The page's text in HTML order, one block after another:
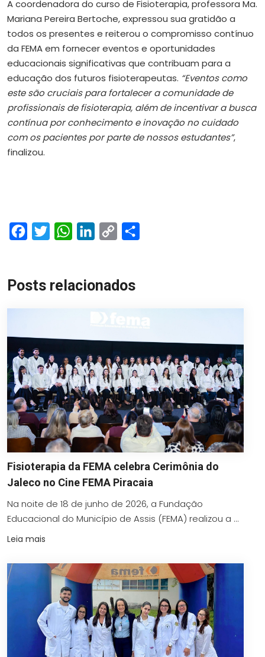
A coordenadora do curso de Fisioterapia, professora Ma.
Mariana Pereira Bertoche, expressou sua gratidão a
todos os presentes e reiterou o compromisso contínuo
da FEMA em fornecer eventos e oportunidades
educacionais significativas que contribuam para a
educação dos futuros fisioterapeutas. “Eventos como
este são cruciais para fortalecer a comunidade de
profissionais de fisioterapia, além de incentivar a busca
contínua por conhecimento e inovação no cuidado
com os pacientes por parte de nossos estudantes”,
finalizou.
FacebookTwitterWhatsAppLinkedIn
Copy
Posts relacionados
Fisioterapia da FEMA celebra Cerimônia do
Jaleco no Cine FEMA Piracaia
Na noite de 18 de junho de 2026, a Fundação
Educacional do Município de Assis (FEMA) realizou a ...
Leia mais